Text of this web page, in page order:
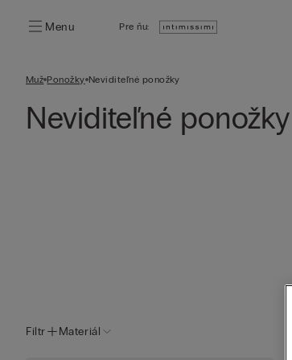
Menu Pre ňu:
Muž Ponožky Neviditeľné ponožky
Neviditeľné ponožky
Filtr Materiál